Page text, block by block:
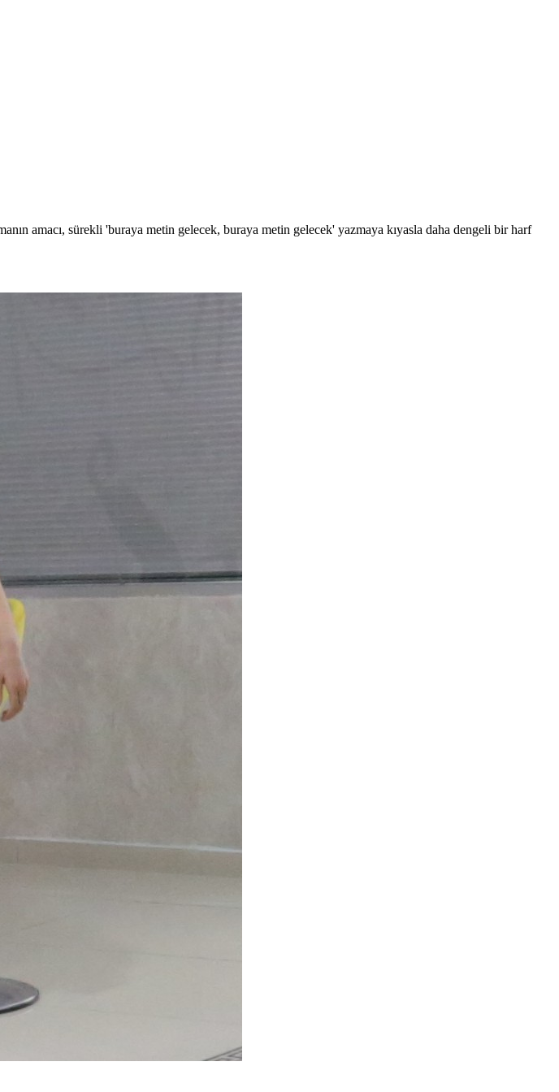
amacı, sürekli 'buraya metin gelecek, buraya metin gelecek' yazmaya kıyasla daha dengeli bir harf